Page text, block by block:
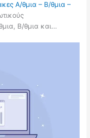
Α/θμια – Β/θμια –
Β/θμια και…